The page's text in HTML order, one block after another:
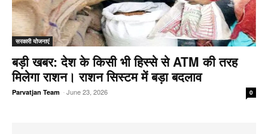
सरकारी योजनाएं
बड़ी खबर: देश के किसी भी हिस्से से ATM की तरह
मिलेगा राशन। राशन सिस्टम में बड़ा बदलाव
Parvatjan Team -June 23, 2026 0